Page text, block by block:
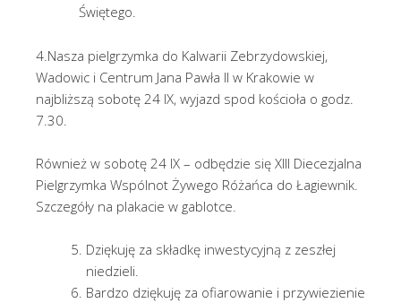
Świętego.
4.Nasza pielgrzymka do Kalwarii Zebrzydowskiej,
Wadowic i Centrum Jana Pawła II w Krakowie w
najbliższą sobotę 24 IX, wyjazd spod kościoła o godz.
7.30.
Również w sobotę 24 IX – odbędzie się XIII Diecezjalna
Pielgrzymka Wspólnot Żywego Różańca do Łagiewnik.
Szczegóły na plakacie w gablotce.
Dziękuję za składkę inwestycyjną z zeszłej
niedzieli.
Bardzo dziękuję za ofiarowanie i przywiezienie